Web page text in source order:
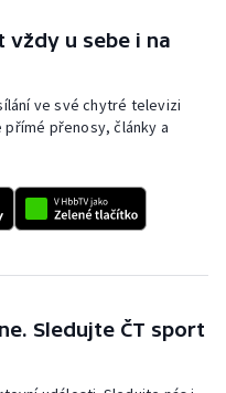
u sebe i na
ve své chytré televizi
přenosy, články a
Sledujte ČT sport